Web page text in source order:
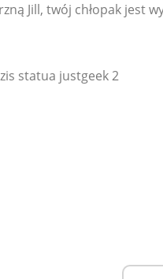
Jill, twój chłopak jest